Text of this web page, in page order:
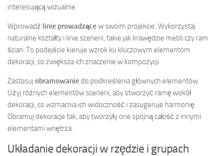
interesującą wizualnie.
Wprowadź linie prowadzące w swoim projekcie. Wykorzystaj
naturalne kształty i linie scenerii, takie jak krawędzie mebli czy ram
ścian. To podejście kieruje wzrok ku kluczowym elementom
dekoracji, co zwiększa ich znaczenie w kompozycji.
Zastosuj obramowanie do podkreślenia głównych elementów.
Użyj różnych elementów scenerii, aby stworzyć ramę wokół
dekoracji, co wzmacnia ich widoczność i zasugeruje harmonię.
Obramuj dekoracje tak, aby tworzyły one spójną całość z innymi
elementami wnętrza.
Układanie dekoracji w rzędzie i grupach